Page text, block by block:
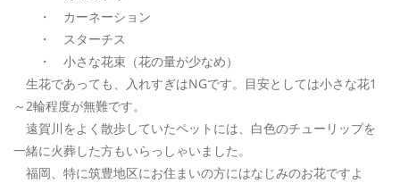
・ カーネーション
・ スターチス
・ 小さな花束（花の量が少なめ）
生花であっても、入れすぎはNGです。目安としては小さな花1
～2輪程度が無難です。
遠賀川をよく散歩していたペットには、白色のチューリップを
一緒に火葬した方もいらっしゃいました。
福岡、特に筑豊地区にお住まいの方にはなじみのお花ですよ